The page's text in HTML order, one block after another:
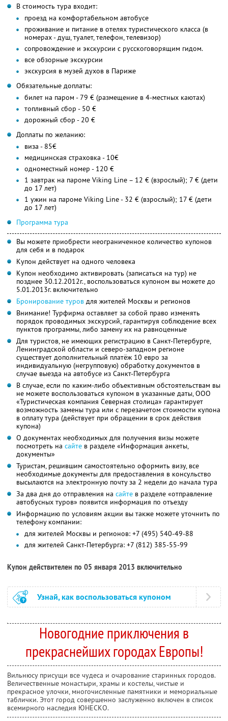
В стоимость тура входит:
проезд на комфортабельном автобусе
проживание и питание в отелях туристического класса (в
номерах - душ, туалет, телефон, телевизор)
сопровождение и экскурсии с русскоговорящим гидом.
все обзорные экскурсии
экскурсия в музей духов в Париже
Обязательные доплаты:
билет на паром - 79 € (размещение в 4-местных каютах)
топливный сбор - 50 €
дорожный сбор - 20 €
Доплаты по желанию:
виза - 85€
медицинская страховка - 10€
одноместный номер - 120 €
1 завтрак на пароме Viking Line – 12 € (взрослый); 7 € (дети
до 17 лет)
1 ужин на пароме Viking Line - 32 € (взрослый); 17 € (дети
до 17 лет)
Программа тура
Вы можете приобрести неограниченное количество купонов
для себя и в подарок
Купон действует на одного человека
Купон необходимо активировать (записаться на тур) не
позднее 30.12.2012г., воспользоваться купоном вы можете до
5.01.2013г. включительно
Бронирование туров для жителей Москвы и регионов
Внимание! Турфирма оставляет за собой право изменять
порядок проводимых экскурсий, гарантируя соблюдение всех
пунктов программы, либо замену их на равноценные
Для туристов, не имеющих регистрацию в Санкт-Петербурге,
Ленинградской области и северо-западном регионе
существует дополнительный платёж 10 евро за
индивидуальную (негрупповую) обработку документов в
случае выезда на автобусе из Санкт-Петербурга
В случае, если по каким-либо объективным обстоятельствам вы
не можете воспользоваться купоном в указанные даты, ООО
«Туристическая компания Северная столица» гарантирует
возможность замены тура или с перезачетом стоимости купона
в оплату тура (действует при обращении в срок действия
купона)
О документах необходимых для получения визы можете
посмотреть на сайте в разделе «Информация анкеты,
документы»
Туристам, решившим самостоятельно оформить визу, все
необходимые документы для предоставления в консульство
высылаются на электронную почту за 2 недели до начала тура
За два дня до отправления на сайте в разделе «отправление
автобусных туров» появится информация по отъезду
Информацию по условиям акции вы также можете уточнить по
телефону компании:
для жителей Москвы и регионов: +7 (495) 540-49-88
для жителей Санкт-Петербурга: +7 (812) 385-55-99
Купон действителен по 05 января 2013 включительно
Узнай, как воспользоваться купоном
Новогодние приключения в
прекраснейших городах Европы!
Вильнюсу присущи все чудеса и очарование старинных городов.
Величественные монастыри, храмы и костелы, чистые и
прекрасное улочки, многочисленные памятники и мемориальные
таблички. Этот город совершенно заслуженно включен в список
всемирного наследия ЮНЕСКО.